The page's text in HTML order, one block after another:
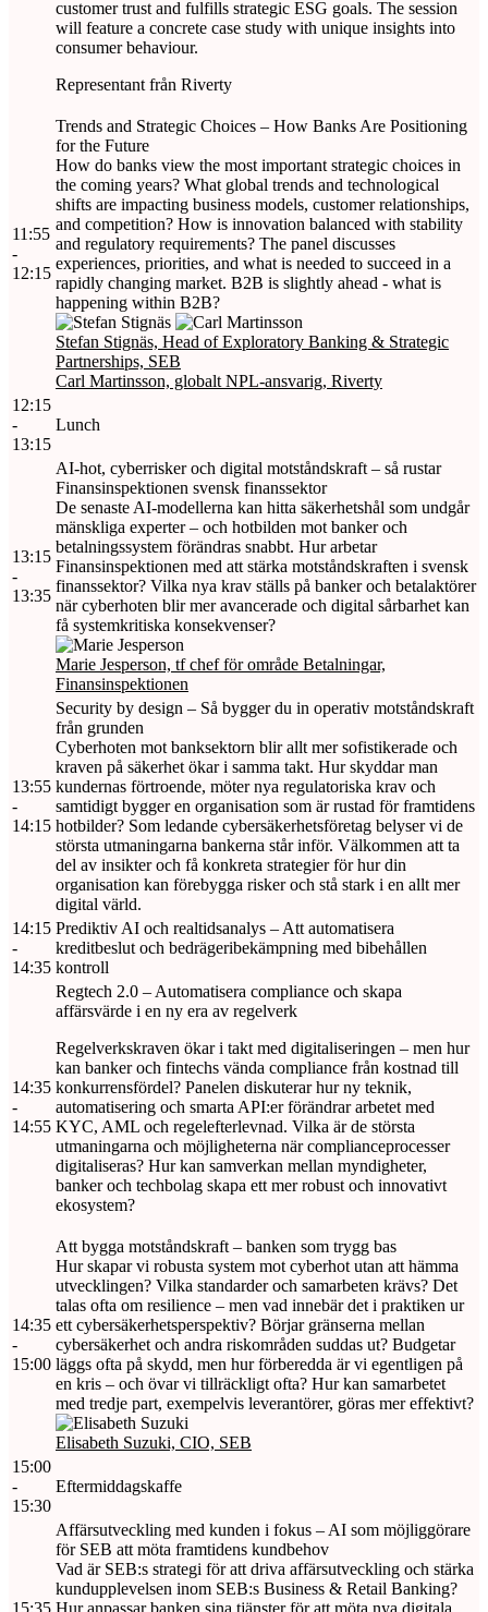
customer trust and fulfills strategic ESG goals. The session
will feature a concrete case study with unique insights into
consumer behaviour.
Representant från Riverty
11:55
-
12:15
Trends and Strategic Choices – How Banks Are Positioning
for the Future
How do banks view the most important strategic choices in
the coming years? What global trends and technological
shifts are impacting business models, customer relationships,
and competition? How is innovation balanced with stability
and regulatory requirements? The panel discusses
experiences, priorities, and what is needed to succeed in a
rapidly changing market. B2B is slightly ahead - what is
happening within B2B?
Stefan Stignäs, Head of Exploratory Banking & Strategic
Partnerships, SEB
Carl Martinsson, globalt NPL-ansvarig, Riverty
12:15
-
13:15
Lunch
13:15
-
13:35
AI-hot, cyberrisker och digital motståndskraft – så rustar
Finansinspektionen svensk finanssektor
De senaste AI-modellerna kan hitta säkerhetshål som undgår
mänskliga experter – och hotbilden mot banker och
betalningssystem förändras snabbt. Hur arbetar
Finansinspektionen med att stärka motståndskraften i svensk
finanssektor? Vilka nya krav ställs på banker och betalaktörer
när cyberhoten blir mer avancerade och digital sårbarhet kan
få systemkritiska konsekvenser?
Marie Jesperson, tf chef för område Betalningar,
Finansinspektionen
13:55
-
14:15
Security by design – Så bygger du in operativ motståndskraft
från grunden
Cyberhoten mot banksektorn blir allt mer sofistikerade och
kraven på säkerhet ökar i samma takt. Hur skyddar man
kundernas förtroende, möter nya regulatoriska krav och
samtidigt bygger en organisation som är rustad för framtidens
hotbilder? Som ledande cybersäkerhetsföretag belyser vi de
största utmaningarna bankerna står inför. Välkommen att ta
del av insikter och få konkreta strategier för hur din
organisation kan förebygga risker och stå stark i en allt mer
digital värld.
14:15
-
14:35
Prediktiv AI och realtidsanalys – Att automatisera
kreditbeslut och bedrägeribekämpning med bibehållen
kontroll
14:35
-
14:55
Regtech 2.0 – Automatisera compliance och skapa
affärsvärde i en ny era av regelverk
Regelverkskraven ökar i takt med digitaliseringen – men hur
kan banker och fintechs vända compliance från kostnad till
konkurrensfördel? Panelen diskuterar hur ny teknik,
automatisering och smarta API:er förändrar arbetet med
KYC, AML och regelefterlevnad. Vilka är de största
utmaningarna och möjligheterna när complianceprocesser
digitaliseras? Hur kan samverkan mellan myndigheter,
banker och techbolag skapa ett mer robust och innovativt
ekosystem?
14:35
-
15:00
Att bygga motståndskraft – banken som trygg bas
Hur skapar vi robusta system mot cyberhot utan att hämma
utvecklingen? Vilka standarder och samarbeten krävs? Det
talas ofta om resilience – men vad innebär det i praktiken ur
ett cybersäkerhetsperspektiv? Börjar gränserna mellan
cybersäkerhet och andra riskområden suddas ut? Budgetar
läggs ofta på skydd, men hur förberedda är vi egentligen på
en kris – och övar vi tillräckligt ofta? Hur kan samarbetet
med tredje part, exempelvis leverantörer, göras mer effektivt?
Elisabeth Suzuki, CIO, SEB
15:00
-
15:30
Eftermiddagskaffe
15:35
Affärsutveckling med kunden i fokus – AI som möjliggörare
för SEB att möta framtidens kundbehov
Vad är SEB:s strategi för att driva affärsutveckling och stärka
kundupplevelsen inom SEB:s Business & Retail Banking?
Hur anpassar banken sina tjänster för att möta nya digitala